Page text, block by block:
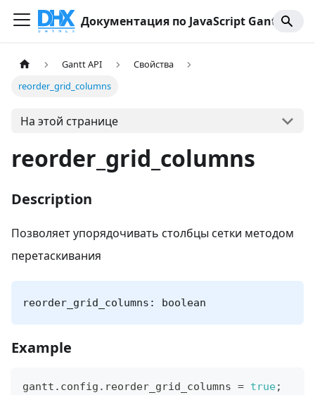
Документация по JavaScript Gantt
Gantt API
Свойства
reorder_grid_columns
На этой странице
reorder_grid_columns
Description
Позволяет упорядочивать столбцы сетки методом
перетаскивания
reorder_grid_columns: boolean
Example
gantt . config . reorder_grid_columns = true;